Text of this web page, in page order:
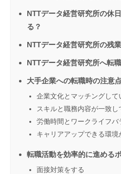
NTTデータ経営研究所の休
る？
NTTデータ経営研究所の残
NTTデータ経営研究所へ転
大手企業への転職時の注意
企業文化とマッチングして
スキルと職務内容が一致し
労働時間とワークライフ
キャリアアップできる環
転職活動を効率的に進める
面接対策をする